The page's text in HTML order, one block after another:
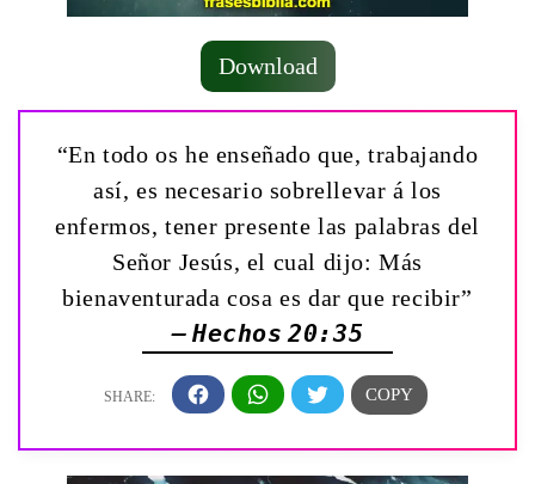
Download
“En todo os he enseñado que, trabajando
así, es necesario sobrellevar á los
enfermos, tener presente las palabras del
Señor Jesús, el cual dijo: Más
bienaventurada cosa es dar que recibir”
— Hechos 20:35